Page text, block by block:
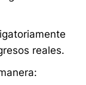
reales.